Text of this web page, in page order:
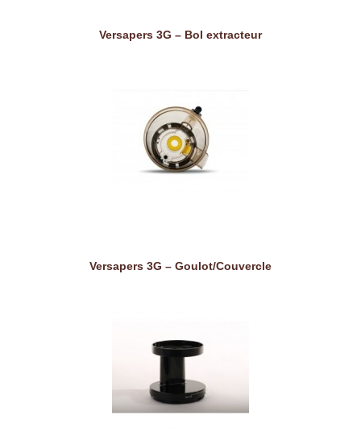
Versapers 3G – Bol extracteur
Versapers 3G – Goulot/Couvercle